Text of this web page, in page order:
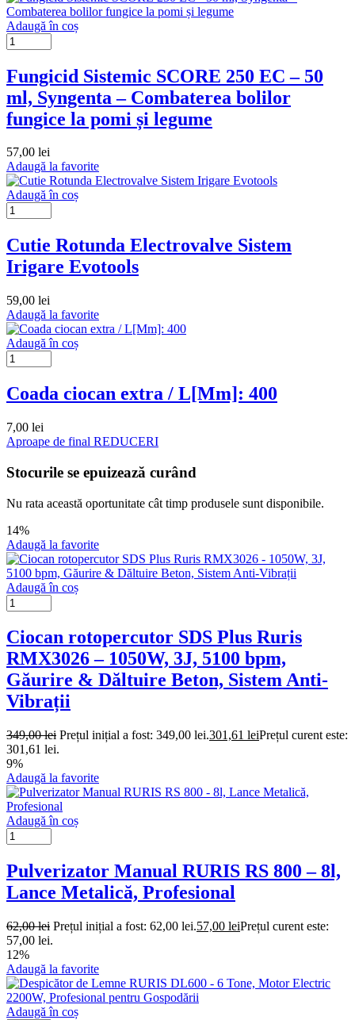
Adaugă în coș
Fungicid Sistemic SCORE 250 EC – 50
ml, Syngenta – Combaterea bolilor
fungice la pomi și legume
57,00 lei
Adaugă la favorite
Adaugă în coș
Cutie Rotunda Electrovalve Sistem
Irigare Evotools
59,00 lei
Adaugă la favorite
Adaugă în coș
Coada ciocan extra / L[Mm]: 400
7,00 lei
Aproape de final REDUCERI
Stocurile se epuizează curând
Nu rata această oportunitate cât timp produsele sunt disponibile.
14%
Adaugă la favorite
Adaugă în coș
Ciocan rotopercutor SDS Plus Ruris
RMX3026 – 1050W, 3J, 5100 bpm,
Găurire & Dăltuire Beton, Sistem Anti-
Vibrații
349,00lei Prețul inițial a fost: 349,00 lei.301,61 leiPrețul curent este:
301,61 lei.
9%
Adaugă la favorite
Adaugă în coș
Pulverizator Manual RURIS RS 800 – 8l,
Lance Metalică, Profesional
62,00lei Prețul inițial a fost: 62,00 lei.57,00 leiPrețul curent este:
57,00 lei.
12%
Adaugă la favorite
Adaugă în coș